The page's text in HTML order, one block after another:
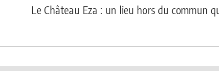
Le Château Eza : un lieu hors du commun